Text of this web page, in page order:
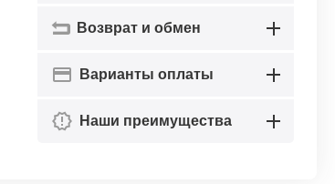
Возврат и обмен
Варианты оплаты
Наши преимущества